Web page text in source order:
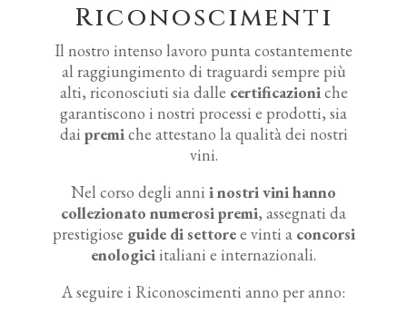
Riconoscimenti
Il nostro intenso lavoro punta costantemente
al raggiungimento di traguardi sempre più
alti, riconosciuti sia dalle certificazioniche
garantiscono i nostri processi e prodotti, sia
dai premiche attestano la qualità dei nostri
vini.
Nel corso degli anni i nostri vini hanno
collezionato numerosi premi, assegnati da
prestigiose guide di settoree vinti a concorsi
enologiciitaliani e internazionali.
A seguire i Riconoscimenti anno per anno: